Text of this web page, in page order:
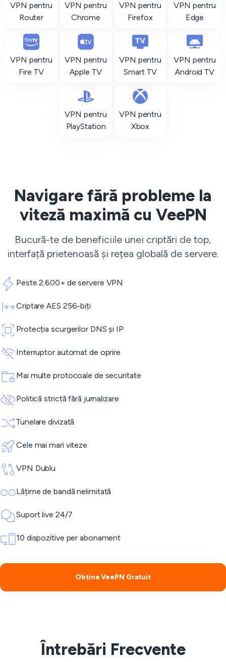
VPN pentru
Router
VPN pentru
Chrome
VPN pentru
Firefox
VPN pentru
Edge
VPN pentru
Fire TV
VPN pentru
Apple TV
VPN pentru
Smart TV
VPN pentru
Android TV
VPN pentru
PlayStation
VPN pentru
Xbox
Navigare fără probleme la
viteză maximă cu VeePN
Bucură-te de beneficiile unei criptări de top,
interfață prietenoasă și rețea globală de servere.
Peste 2.600+ de servere VPN
Criptare AES 256-biți
Protecția scurgerilor DNS și IP
Interruptor automat de oprire
Mai multe protocoale de securitate
Politică strictă fără jurnalizare
Tunelare divizată
Cele mai mari viteze
VPN Dublu
Lățime de bandă nelimitată
Suport live 24/7
10 dispozitive per abonament
Obține VeePN Gratuit
Întrebări Frecvente